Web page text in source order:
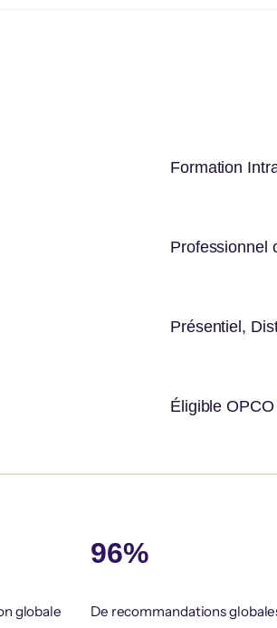
Formation
Professionnel
Présentiel,
Éligible OPCO
globale
96%
De recommandations